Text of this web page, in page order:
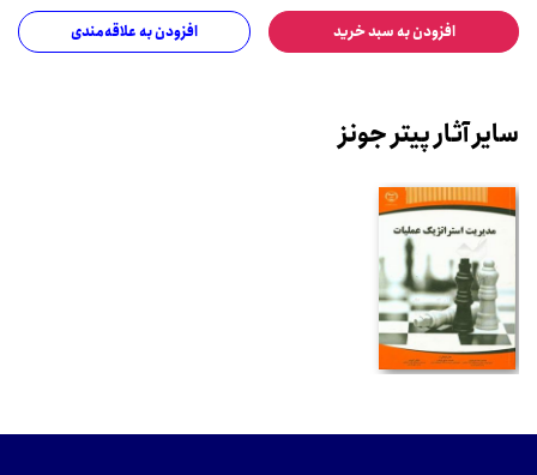
افزودن به سبد خرید افزودن به علاقه‌مندی
سایر آثار پیتر جونز